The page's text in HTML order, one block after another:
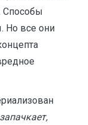
Способы
Но все они